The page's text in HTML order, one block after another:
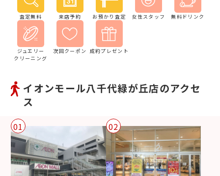
査定無料 来店予約 お預かり査定 女性スタッフ 無料ドリンク
ジュエリー
クリーニング
次回クーポン 成約プレゼント
イオンモール八千代緑が丘店のアクセ
ス
01 02